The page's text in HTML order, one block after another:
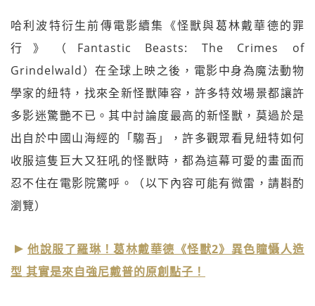
哈利波特衍生前傳電影續集《怪獸與葛林戴華德的罪
行》（Fantastic Beasts: The Crimes of
Grindelwald）在全球上映之後，電影中身為魔法動物
學家的紐特，找來全新怪獸陣容，許多特效場景都讓許
多影迷驚艷不已。其中討論度最高的新怪獸，莫過於是
出自於中國山海經的「騶吾」，許多觀眾看見紐特如何
收服這隻巨大又狂吼的怪獸時，都為這幕可愛的畫面而
忍不住在電影院驚呼。（以下內容可能有微雷，請斟酌
瀏覽）
他說服了羅琳！葛林戴華德《怪獸2》異色瞳懾人造
型 其實是來自強尼戴普的原創點子！